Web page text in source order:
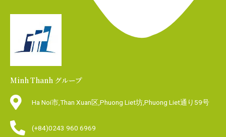
Minh Thanh グループ
Ha Noi市,Than Xuan区,Phuong Liet坊,Phuong Liet通り59号
(+84)0243 960 6969